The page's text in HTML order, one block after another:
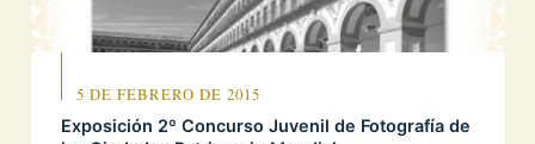
5 DE FEBRERO DE 2015
Exposición 2º Concurso Juvenil de Fotografía de